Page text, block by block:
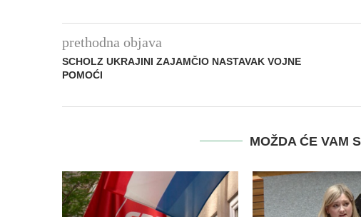
prethodna objava
SCHOLZ UKRAJINI ZAJAMČIO NASTAVAK VOJNE
POMOĆI
MOŽDA ĆE VAM